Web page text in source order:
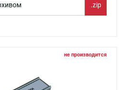
.zip
не производится